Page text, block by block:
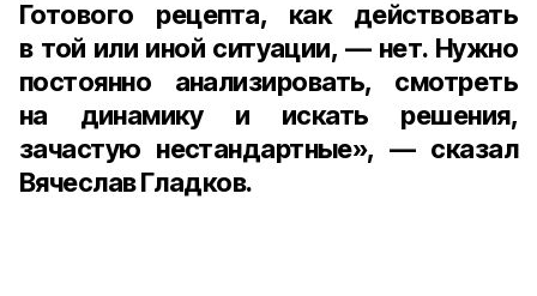
Готового рецепта, как действовать
в той или иной ситуации, — нет. Нужно
постоянно анализировать, смотреть
на динамику и искать решения,
зачастую нестандартные», — сказал
Вячеслав Гладков.